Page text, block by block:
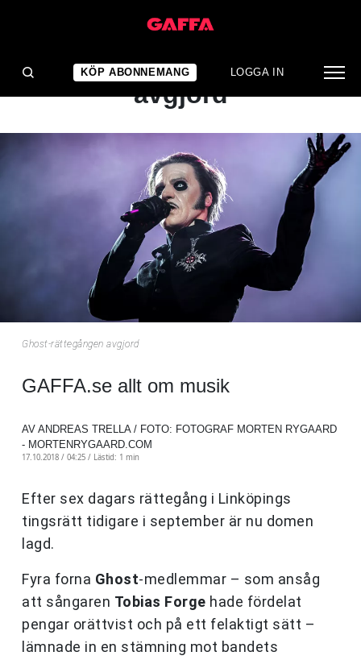
KÖP ABONNEMANG LOGGA IN
NYHET
Ghost-rättegången
avgjord
Ghost-rättegången avgjord
GAFFA.se allt om musik
AV ANDREAS TRELLA / FOTO: FOTOGRAF MORTEN RYGAARD
- MORTENRYGAARD.COM
17.10.2018 / 04:25 / Lästid: 1 min
Efter sex dagars rättegång i Linköpings
tingsrätt tidigare i september är nu domen
lagd.
Fyra forna Ghost-medlemmar – som ansåg
att sångaren Tobias Forge hade fördelat
pengar orättvist och på ett felaktigt sätt –
lämnade in en stämning mot bandets